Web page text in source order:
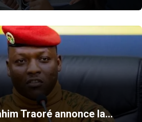
Traoré annonce la…